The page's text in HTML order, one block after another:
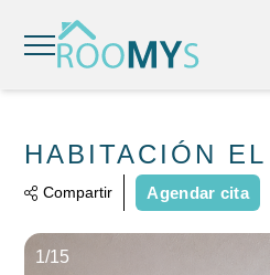
HABITACIÓN
Compartir Agendar cita
1/15